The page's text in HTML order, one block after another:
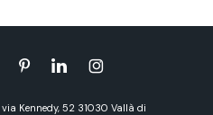
via Kennedy, 52 31030 Vallà di